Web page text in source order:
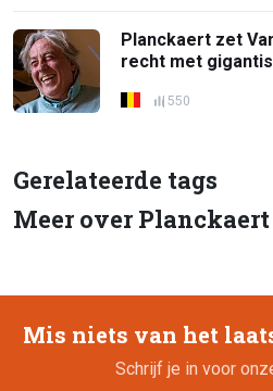
Planckaert zet
recht met
550
Gerelateerde tags
Meer over Planckaert
Mis niets van het
Schrijf je in voor